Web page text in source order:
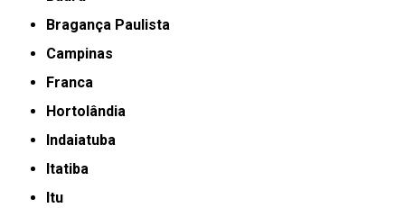
Bragança Paulista
Campinas
Franca
Hortolândia
Indaiatuba
Itatiba
Itu